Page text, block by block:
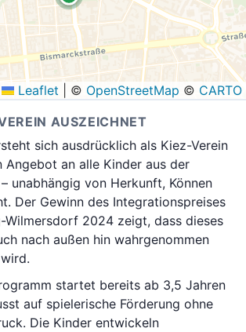
Leaflet © OpenStreetMap © CARTO
AUSZEICHNET
sich ausdrücklich als Kiez-Verein
Angebot an alle Kinder aus der
unabhängig von Herkunft, Können
Der Gewinn des Integrationspreises
Wilmersdorf 2024 zeigt, dass dieses
nach außen hin wahrgenommen
startet bereits ab 3,5 Jahren
auf spielerische Förderung ohne
Die Kinder entwickeln